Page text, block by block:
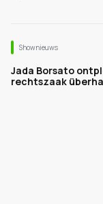
Shownieuws
Jada Borsato
rechtszaak